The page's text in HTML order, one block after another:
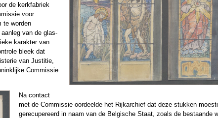
de kerkfabriek
voor
te worden
van de glas-
karakter van
bleek dat
van Justitie,
Commissie
Na contact
met de Commissie oordeelde het Rijkarchief dat deze stukken
gerecupereerd in naam van de Belgische Staat, zoals de bestaande